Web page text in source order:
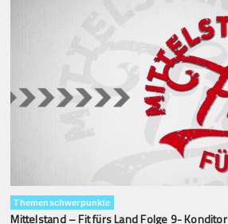
Themenschwerpunkte
Mittelstand – Fit fürs Land Folge 9- Konditor